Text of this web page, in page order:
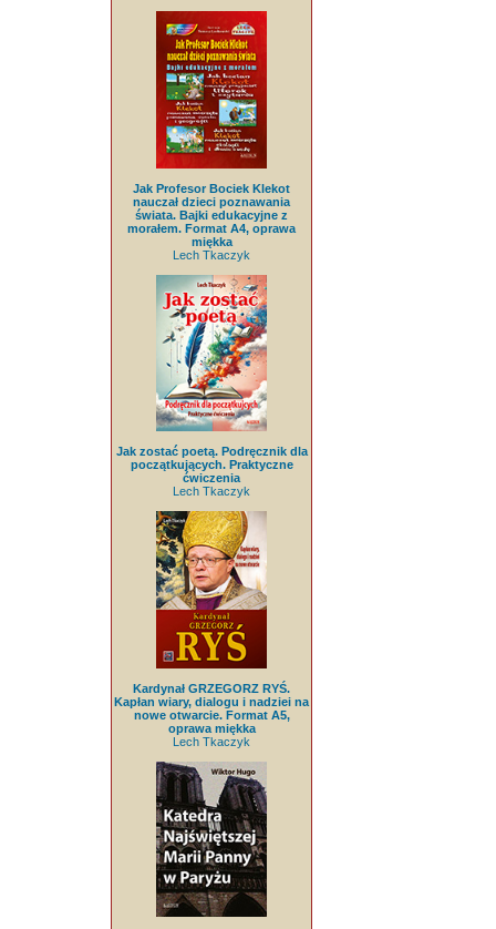
Jak Profesor Bociek Klekot
nauczał dzieci poznawania
świata. Bajki edukacyjne z
morałem. Format A4, oprawa
miękka
Lech Tkaczyk
Jak zostać poetą. Podręcznik dla
początkujących. Praktyczne
ćwiczenia
Lech Tkaczyk
Kardynał GRZEGORZ RYŚ.
Kapłan wiary, dialogu i nadziei na
nowe otwarcie. Format A5,
oprawa miękka
Lech Tkaczyk